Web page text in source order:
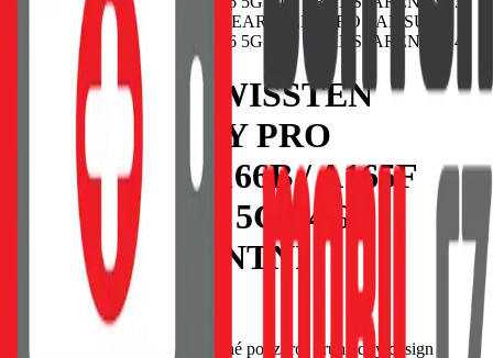
POUZDRO SWISSTEN
CLEAR JELLY PRO
SAMSUNG A166B / A165F
GALAXY A16 5G / 4G
TRANSPARENTNÍ
8595217491472
SWISSTEN Clear Jelly ochranné pouzdro, Průhledný design